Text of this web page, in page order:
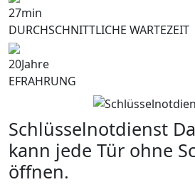
27min
DURCHSCHNITTLICHE WARTEZEIT
20Jahre
EFRAHRUNG
Schlüsselnotdienst
kann jede Tür ohne
öffnen.